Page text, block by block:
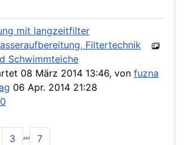
mit langzeitfilter
Filtertechnik
Schwimmteiche
08 März 2014 13:46, von fuzna
06 Apr. 2014 21:28
3 ... 7